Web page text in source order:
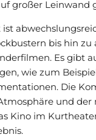
großer Leinwand
bis hin zu
Es gibt
wie zum
Die
und der
Kino im